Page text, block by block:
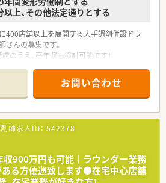
上、その他法定通りとする
400店舗以上を展開する大手調剤併設ドラ
さんの募集です。
のうえ、高年収も検討可能です！
す。
お問い合わせ
師求人ID： 542378
収900万円も可能｜ラウンダー業務
る方優遇致します●在宅中心店舗